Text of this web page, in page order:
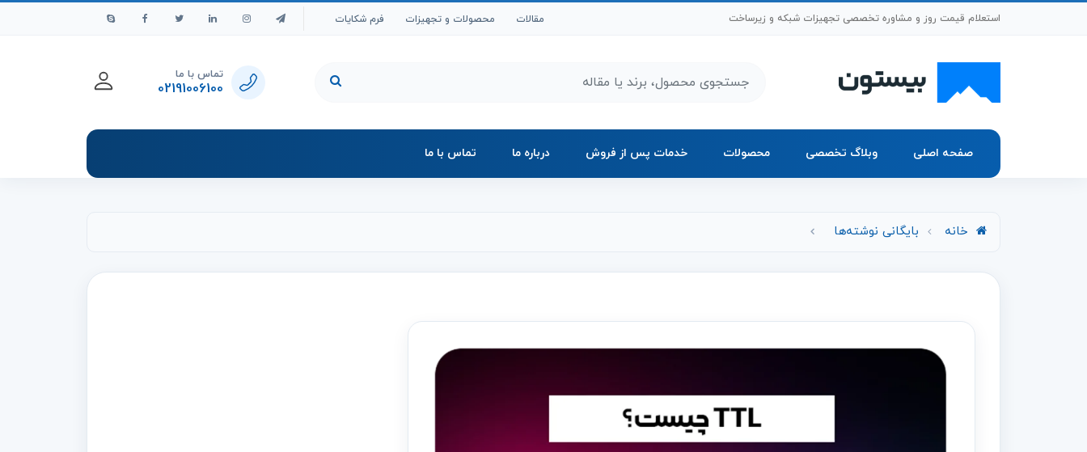
پرش به محتوای اصلیاستعلام قیمت روز و مشاوره تخصصی تجهیزات شبکه و زیرساخت مقالات محصولات و تجهیزات فرم شکایات
تماس با ما
02191006100
صفحه اصلی وبلاگ تخصصی محصولات خدمات پس از فروش درباره ما تماس با ما
خانه بایگانی نوشته‌ها